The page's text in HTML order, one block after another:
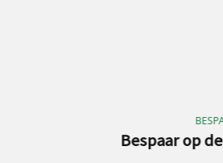
BESPAAR GELD VRIJE
Bespaar op de prijs